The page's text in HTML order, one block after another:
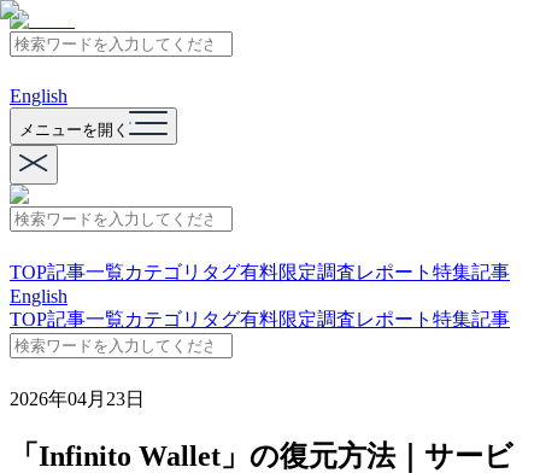
English
メニューを開く
TOP記事一覧カテゴリ タグ有料限定調査レポート 特集記事
English
TOP記事一覧カテゴリ タグ有料限定調査レポート 特集記事
2026年04月23日
「Infinito Wallet」の復元方法｜サービ